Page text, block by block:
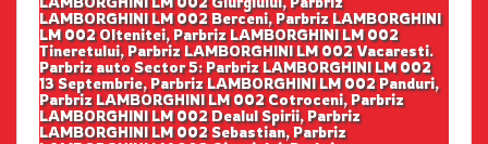
LAMBORGHINI LM 002 Berceni, Parbriz LAMBORGHINI
LM 002 Oltenitei, Parbriz LAMBORGHINI LM 002
Tineretului, Parbriz LAMBORGHINI LM 002 Vacaresti.
Parbriz auto Sector 5: Parbriz LAMBORGHINI LM 002
13 Septembrie, Parbriz LAMBORGHINI LM 002 Panduri,
Parbriz LAMBORGHINI LM 002 Cotroceni, Parbriz
LAMBORGHINI LM 002 Dealul Spirii, Parbriz
LAMBORGHINI LM 002 Sebastian, Parbriz